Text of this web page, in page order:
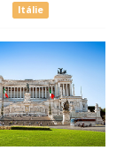
Itálie